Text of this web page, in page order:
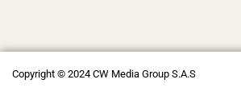
Copyright © 2024 CW Media Group S.A.S